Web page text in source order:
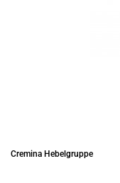
Cremina Hebelgruppe